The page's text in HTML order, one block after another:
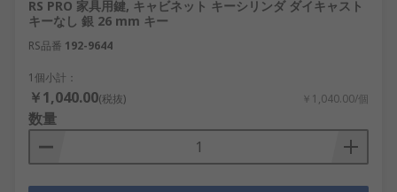
RS PRO 家具用鍵, キャビネット キーシリンダ ダイキャスト
キーなし 銀 26 mm キー
RS品番 192-9644
1個小計：
￥1,040.00(税抜) ￥1,040.00/個
数量